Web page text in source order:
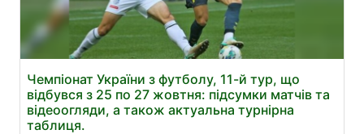
Чемпіонат України з футболу, 11-й тур, що
відбувся з 25 по 27 жовтня: підсумки матчів та
відеоогляди, а також актуальна турнірна
таблиця.